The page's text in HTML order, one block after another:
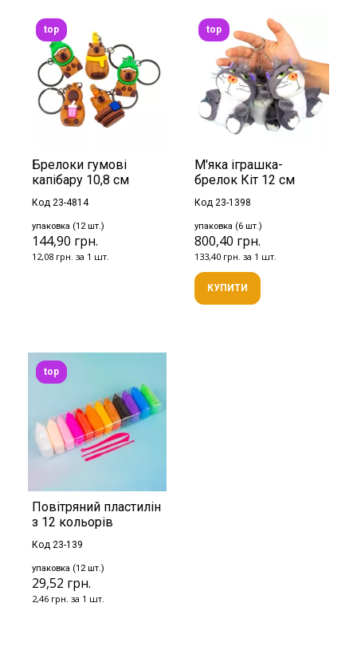
Брелоки гумові
капібару 10,8 см
Код 23-4814
упаковка (12 шт.)
144,90 грн.
12,08 грн. за 1 шт.
top
М'яка іграшка-
брелок Кіт 12 см
Код 23-1398
упаковка (6 шт.)
800,40 грн.
133,40 грн. за 1 шт.
top
КУПИТИ
Повітряний пластилін
з 12 кольорів
Код 23-139
упаковка (12 шт.)
29,52 грн.
2,46 грн. за 1 шт.
top